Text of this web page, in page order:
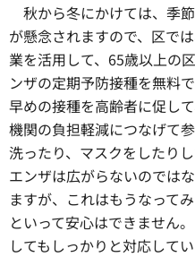
秋から冬にかけては、季
が懸念されますので、区で
業を活用して、65歳以上の
ンザの定期予防接種を無料
早めの接種を高齢者に促し
機関の負担軽減につなげて
洗ったり、マスクをしたり
エンザは広がらないのでは
ますが、これはもうなって
といって安心はできません
してもしっかりと対応して